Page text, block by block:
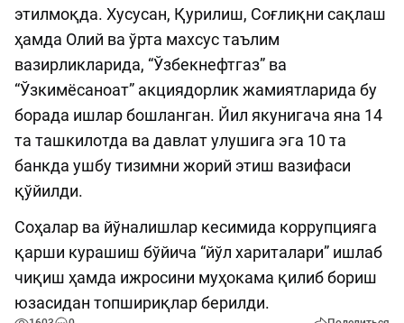
этилмоқда. Хусусан, Қурилиш, Соғлиқни сақлаш
ҳамда Олий ва ўрта махсус таълим
вазирликларида, “Ўзбекнефтгаз” ва
“Ўзкимёсаноат” акциядорлик жамиятларида бу
борада ишлар бошланган. Йил якунигача яна 14
та ташкилотда ва давлат улушига эга 10 та
банкда ушбу тизимни жорий этиш вазифаси
қўйилди.
Соҳалар ва йўналишлар кесимида коррупцияга
қарши курашиш бўйича “йўл хариталари” ишлаб
чиқиш ҳамда ижросини муҳокама қилиб бориш
юзасидан топшириқлар берилди.